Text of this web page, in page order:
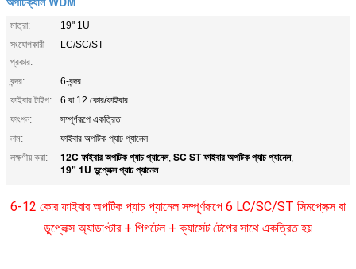
মাত্রা:
19" 1U
সংযোগকারী
প্রকার:
LC/SC/ST
বন্দর:
6-বন্দর
ফাইবার টাইপ:
6 বা 12 কোর/ফাইবার
ফাংশন:
সম্পূর্ণরূপে একত্রিত
নাম:
ফাইবার অপটিক প্যাচ প্যানেল
লক্ষণীয় করা:
12C ফাইবার অপটিক প্যাচ প্যানেল, SC ST ফাইবার অপটিক প্যাচ প্যানেল,
19" 1U ডুপ্লেক্স প্যাচ প্যানেল
6-12 কোর ফাইবার অপটিক প্যাচ প্যানেল সম্পূর্ণরূপে 6 LC/SC/ST সিমপ্লেক্স বা
ডুপ্লেক্স অ্যাডাপ্টার + পিগটেল + ক্যাসেট টেপের সাথে একত্রিত হয়